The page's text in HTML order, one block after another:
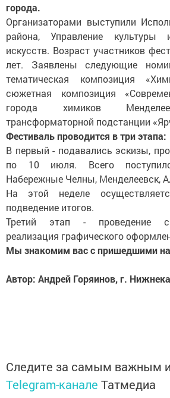
города.
Организаторами выступили
района, Управление
искусств. Возраст участников
лет. Заявлены следующие
тематическая композиция
сюжетная композиция
города химиков
трансформаторной подстанции
Фестиваль проводится в три этапа:
В первый - подавались эскизы,
по 10 июля. Всего
Набережные Челны, Менделеевск,
На этой неделе
подведение итогов.
Третий этап - проведение
реализация графического
Мы знакомим вас с пришедшими на
Автор: Андрей Горяинов, г.
Следите за самым важным
Telegram-канале Татмедиа